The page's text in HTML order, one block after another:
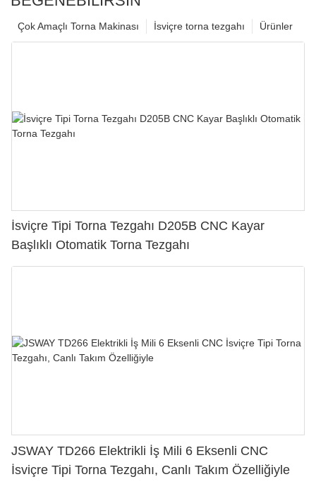
Ürünler
İsviçre torna tezgahı
Çok Amaçlı Torna Makinası
İsviçre Tipi Torna Tezgahı D205B CNC Kayar
Başlıklı Otomatik Torna Tezgahı
JSWAY TD266 Elektrikli İş Mili 6 Eksenli CNC
İsviçre Tipi Torna Tezgahı, Canlı Takım Özelliğiyle